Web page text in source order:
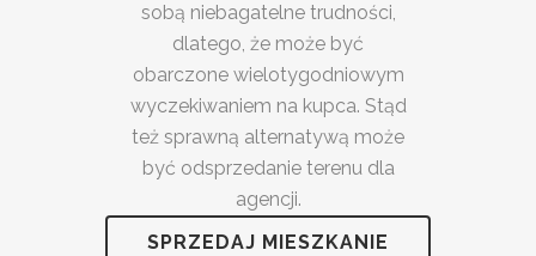
sobą niebagatelne trudności,
dlatego, że może być
obarczone wielotygodniowym
wyczekiwaniem na kupca. Stąd
też sprawną alternatywą może
być odsprzedanie terenu dla
agencji.
SPRZEDAJ MIESZKANIE